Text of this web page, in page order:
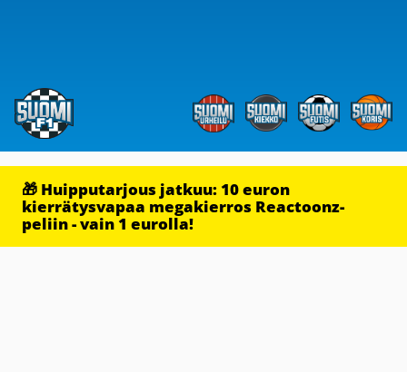
🎁 Huipputarjous jatkuu: 10 euron
kierrätysvapaa megakierros Reactoonz-
peliin - vain 1 eurolla!